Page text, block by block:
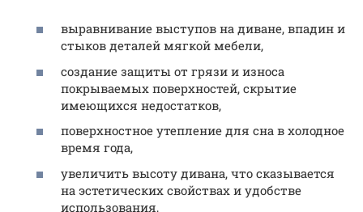
выравнивание выступов на диване, впадин и
стыков деталей мягкой мебели,
создание защиты от грязи и износа
покрываемых поверхностей, скрытие
имеющихся недостатков,
поверхностное утепление для сна в холодное
время года,
увеличить высоту дивана, что сказывается
на эстетических свойствах и удобстве
использования,